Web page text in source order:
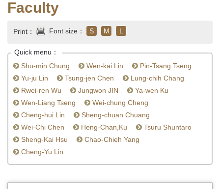
Faculty
Print： Font size： S M L
Quick menu：
Shu-min Chung
Wen-kai Lin
Pin-Tsang Tseng
Yu-ju Lin
Tsung-jen Chen
Lung-chih Chang
Rwei-ren Wu
Jungwon JIN
Ya-wen Ku
Wen-Liang Tseng
Wei-chung Cheng
Cheng-hui Lin
Sheng-chuan Chuang
Wei-Chi Chen
Heng-Chan,Ku
Tsuru Shuntaro
Sheng-Kai Hsu
Chao-Chieh Yang
Cheng-Yu Lin